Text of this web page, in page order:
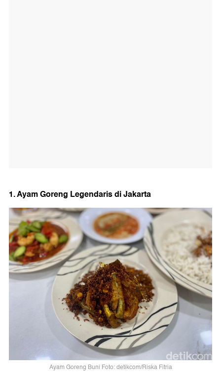
1. Ayam Goreng Legendaris di Jakarta
Ayam Goreng Buni Foto: detikcom/Riska Fitria